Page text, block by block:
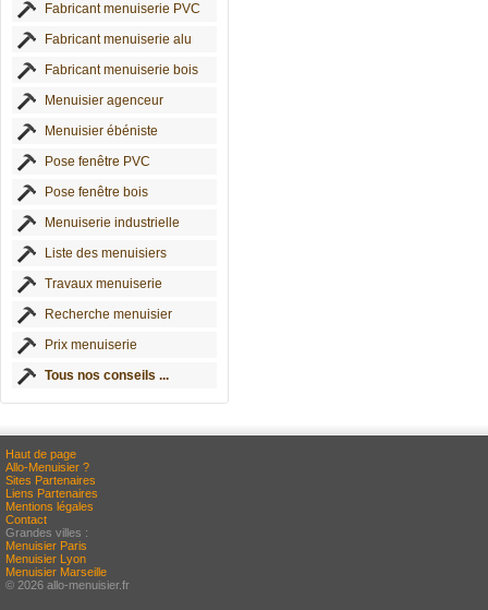
Fabricant menuiserie PVC
Fabricant menuiserie alu
Fabricant menuiserie bois
Menuisier agenceur
Menuisier ébéniste
Pose fenêtre PVC
Pose fenêtre bois
Menuiserie industrielle
Liste des menuisiers
Travaux menuiserie
Recherche menuisier
Prix menuiserie
Tous nos conseils ...
Haut de page
Allo-Menuisier ?
Sites Partenaires
Liens Partenaires
Mentions légales
Contact
Grandes villes :
Menuisier Paris
Menuisier Lyon
Menuisier Marseille
© 2026 allo-menuisier.fr